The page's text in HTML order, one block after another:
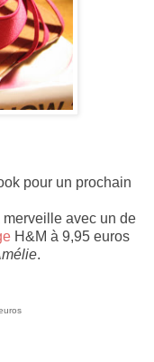
pour un prochain
avec un de
H&M à 9,95 euros
.